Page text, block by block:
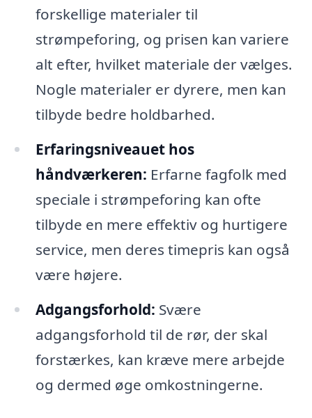
forskellige materialer til
strømpeforing, og prisen kan variere
alt efter, hvilket materiale der vælges.
Nogle materialer er dyrere, men kan
tilbyde bedre holdbarhed.
Erfaringsniveauet hos
håndværkeren: Erfarne fagfolk med
speciale i strømpeforing kan ofte
tilbyde en mere effektiv og hurtigere
service, men deres timepris kan også
være højere.
Adgangsforhold: Svære
adgangsforhold til de rør, der skal
forstærkes, kan kræve mere arbejde
og dermed øge omkostningerne.